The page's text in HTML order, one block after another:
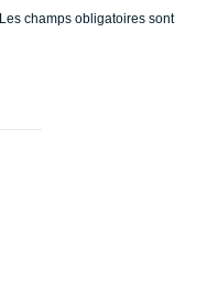
Les champs obligatoires sont